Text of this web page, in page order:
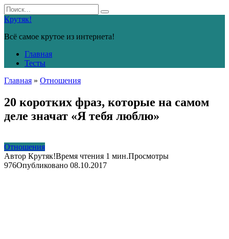
Перейти
к
контенту
Search
for:
Крутяк!
Всё самое крутое из интернета!
Главная
Тесты
Главная » Отношения
20 коротких фраз, которые на самом
деле значат «Я тебя люблю»
Отношения
Автор Крутяк!Время чтения 1 мин.Просмотры
976Опубликовано 08.10.2017